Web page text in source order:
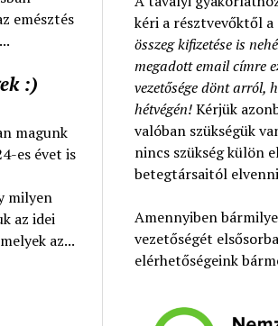
emésztés
:)
magunk
es évet is
milyen
az idei
az...
kéri a résztvevőktől
összeg kifizetése is
megadott email címre
vezetősége dönt arról,
hétvégén!Kérjük
valóban szükségük
nincs szükség külön
betegtársaitól
Amennyiben
vezetőségét
elérhetőségeink